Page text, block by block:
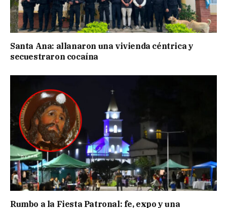
Santa Ana: allanaron una vivienda céntrica y
secuestraron cocaína
Rumbo a la Fiesta Patronal: fe, expo y una